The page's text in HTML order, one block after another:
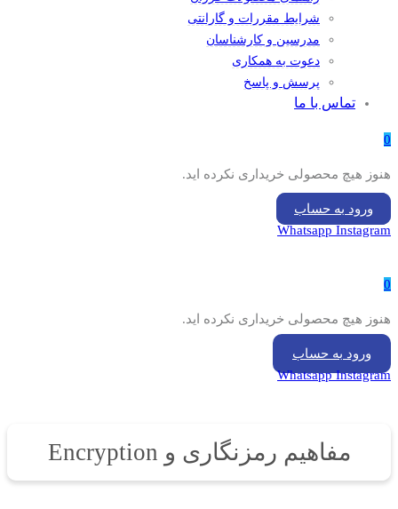
شرایط مقررات و گارانتی
مدرسین و کارشناسان
دعوت به همکاری
پرسش و پاسخ
تماس با ما
0
هنوز هیچ محصولی خریداری نکرده اید.
ورود به حساب
Whatsapp Instagram
0
هنوز هیچ محصولی خریداری نکرده اید.
ورود به حساب
Whatsapp Instagram
مفاهیم رمزنگاری و Encryption